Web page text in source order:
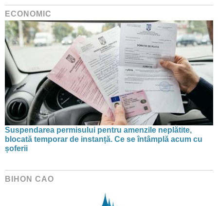
ECONOMIC
Suspendarea permisului pentru amenzile neplătite,
blocată temporar de instanță. Ce se întâmplă acum cu
șoferii
BIHON CAO